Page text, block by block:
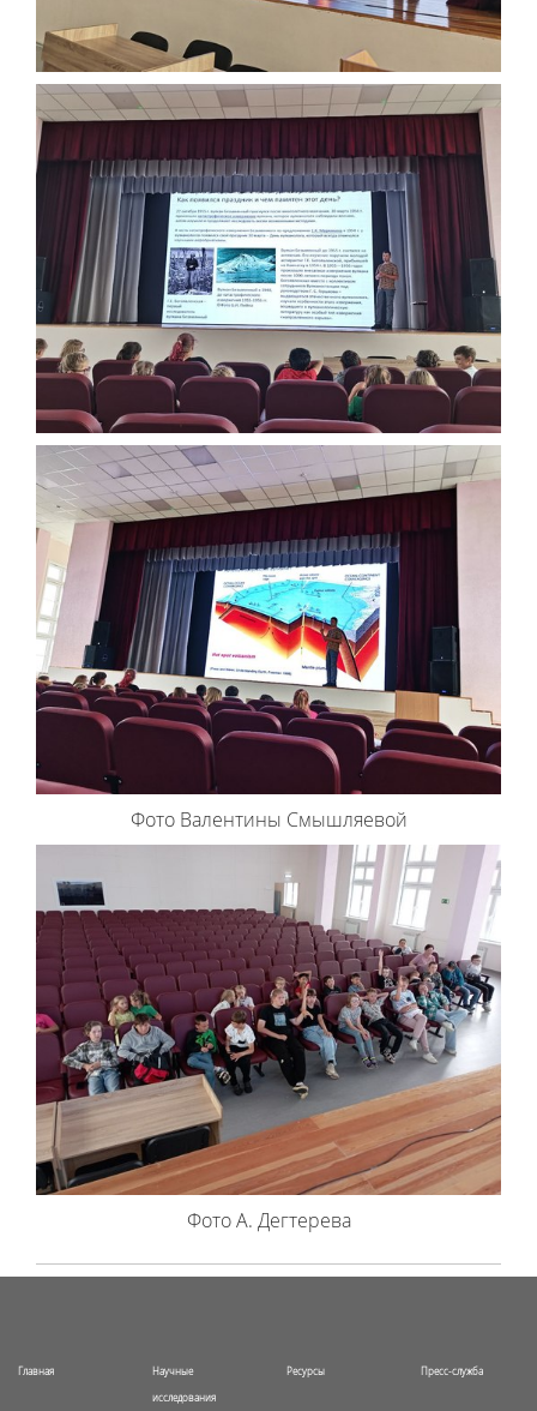
Фото Валентины Смышляевой
Фото А. Дегтерева
Главная Научные
исследования
Ресурсы Пресс-служба